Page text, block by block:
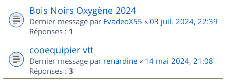
Bois Noirs Oxygène 2024
Dernier message par EvadeoX55 « 03 juil. 2024, 22:39
Réponses : 1
cooequipier vtt
Dernier message par renardine « 14 mai 2024, 21:08
Réponses : 3